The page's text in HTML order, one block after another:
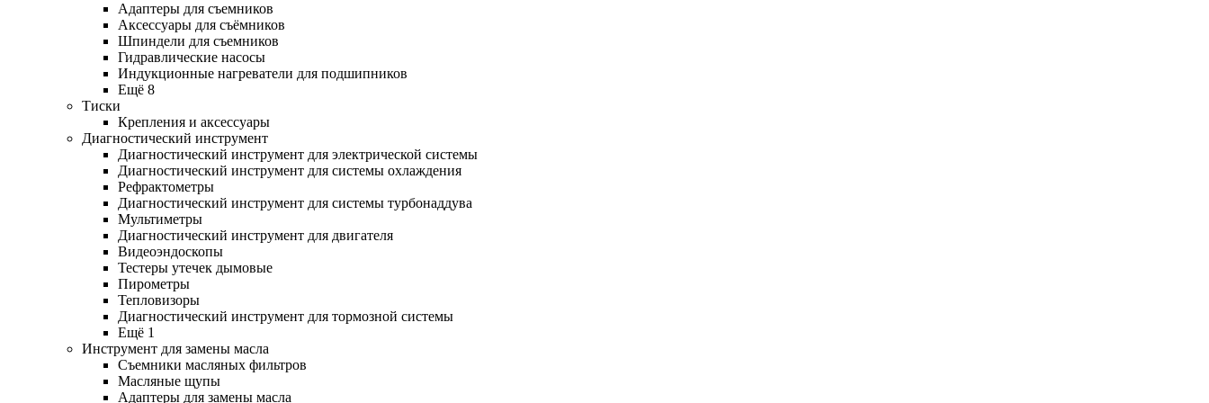
Адаптеры для съемников
Аксессуары для съёмников
Шпиндели для съемников
Гидравлические насосы
Индукционные нагреватели для подшипников
Ещё 8
Тиски
Крепления и аксессуары
Диагностический инструмент
Диагностический инструмент для электрической системы
Диагностический инструмент для системы охлаждения
Рефрактометры
Диагностический инструмент для системы турбонаддува
Мультиметры
Диагностический инструмент для двигателя
Видеоэндоскопы
Тестеры утечек дымовые
Пирометры
Тепловизоры
Диагностический инструмент для тормозной системы
Ещё 1
Инструмент для замены масла
Съемники масляных фильтров
Масляные щупы
Адаптеры для замены масла